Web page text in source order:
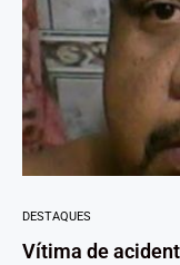
DESTAQUES
Vítima de